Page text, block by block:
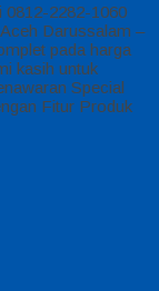
0812-2282-1060
Darussalam –
pada harga
kasih untuk
Special
Fitur Produk